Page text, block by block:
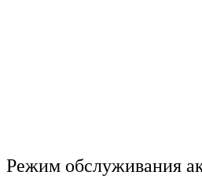
Режим обслуживания